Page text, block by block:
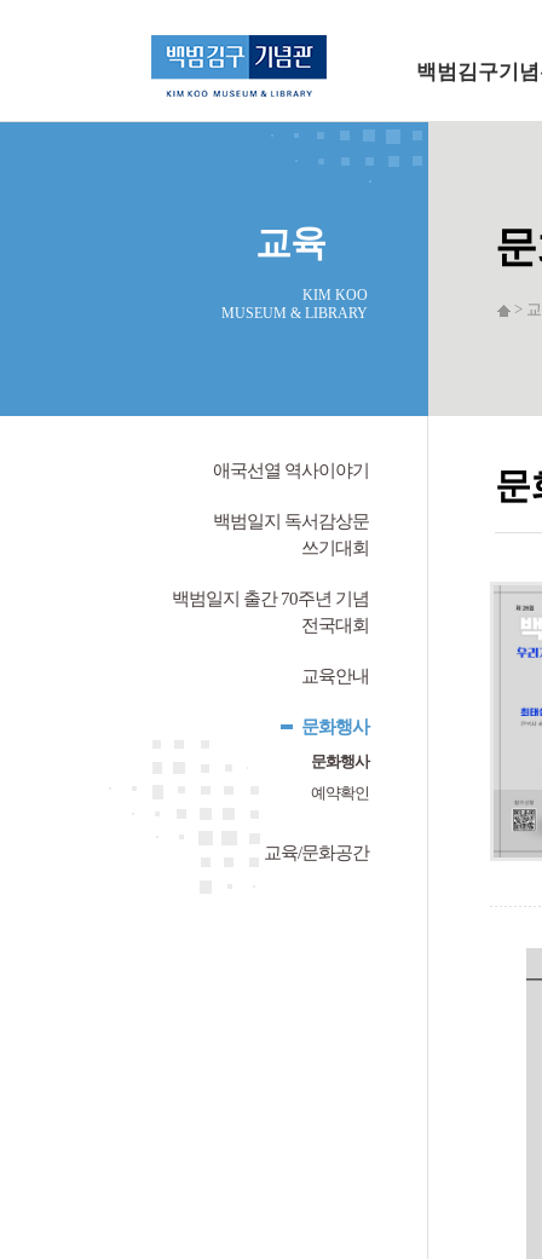
백범김구기
교육
KIM KOO
MUSEUM & LIBRARY
>
애국선열 역사이야기
백범일지 독서감상문
쓰기대회
백범일지 출간 70주년 기념
전국대회
교육안내
문화행사
문화행사
예약확인
교육/문화공간
문